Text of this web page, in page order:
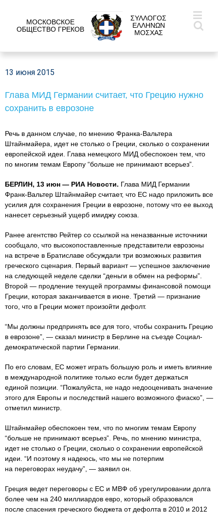
МОСКОВСКОЕ
ОБЩЕСТВО ГРЕКОВ
ΣΥΛΛΟΓΟΣ
ΕΛΛΗΝΩΝ
ΜΟΣΧΑΣ
13 июня 2015
Глава МИД Германии считает, что Грецию нужно
сохранить в еврозоне
Речь в данном случае, по мнению Франка-Вальтера
Штайнмайера, идет не столько о Греции, сколько о сохранении
европейской идеи. Глава немецкого МИД обеспокоен тем, что
по многим темам Европу “больше не принимают всерьез”.
БЕРЛИН, 13 июн — РИА Новости. Глава МИД Германии
Франк-Вальтер Штайнмайер считает, что ЕС надо приложить все
усилия для сохранения Греции в еврозоне, потому что ее выход
нанесет серьезный ущерб имиджу союза.
Ранее агентство Рейтер со ссылкой на неназванные источники
сообщало, что высокопоставленные представители еврозоны
на встрече в Братиславе обсуждали три возможных развития
греческого сценария. Первый вариант — успешное заключение
на следующей неделе сделки “деньги в обмен на реформы”.
Второй — продление текущей программы финансовой помощи
Греции, которая заканчивается в июне. Третий — признание
того, что в Греции может произойти дефолт.
“Мы должны предпринять все для того, чтобы сохранить Грецию
в еврозоне”, — сказал министр в Берлине на съезде Социал-
демократической партии Германии.
По его словам, ЕС может играть большую роль и иметь влияние
в международной политике только если будет держаться
единой позиции. “Пожалуйста, не надо недооценивать значение
этого для Европы и последствий нашего возможного фиаско”, —
отметил министр.
Штайнмайер обеспокоен тем, что по многим темам Европу
“больше не принимают всерьез”. Речь, по мнению министра,
идет не столько о Греции, сколько о сохранении европейской
идеи. “И поэтому я надеюсь, что мы не потерпим
на переговорах неудачу”, — заявил он.
Греция ведет переговоры с ЕС и МВФ об урегулировании долга
более чем на 240 миллиардов евро, который образовался
после спасения греческого бюджета от дефолта в 2010 и 2012